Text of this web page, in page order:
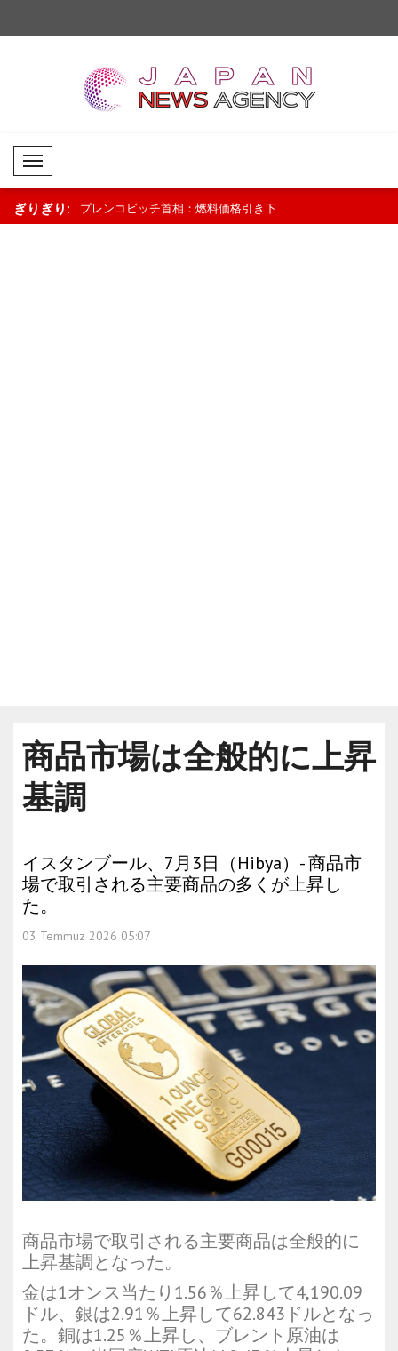
Mobil Menü
ぎりぎり:
について表 プレンコビッチ首相：燃料価格引き下
商品市場は全般的に上昇
基調
イスタンブール、7月3日（Hibya）- 商品市
場で取引される主要商品の多くが上昇し
た。
03 Temmuz 2026 05:07
商品市場で取引される主要商品は全般的に
上昇基調となった。
金は1オンス当たり1.56％上昇して4,190.09
ドル、銀は2.91％上昇して62.843ドルとなっ
た。銅は1.25％上昇し、ブレント原油は